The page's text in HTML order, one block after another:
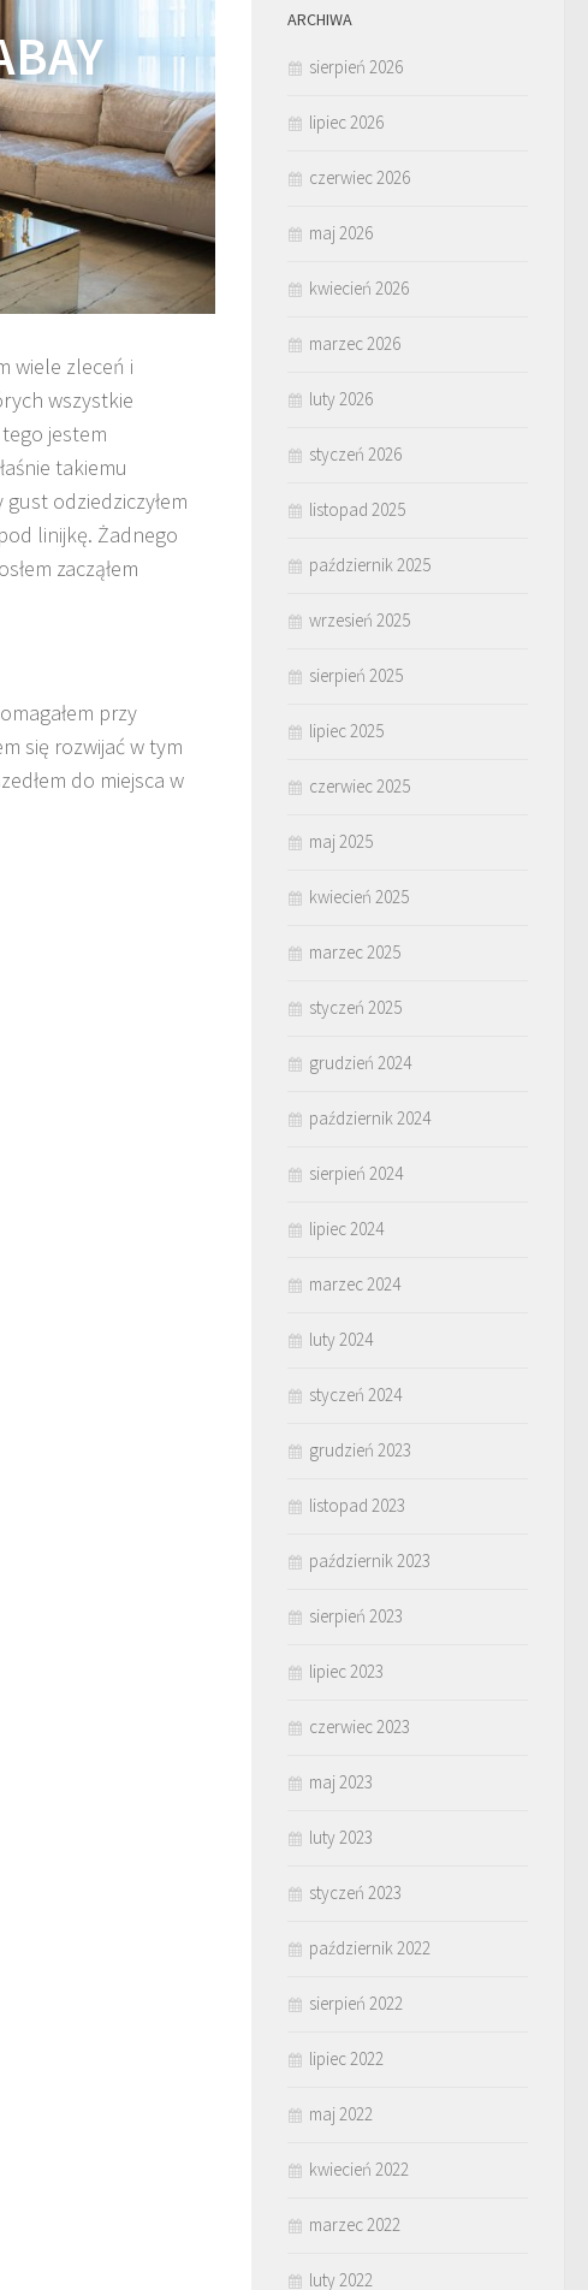
wiele zleceń i
wszystkie
jestem
takiemu
odziedziczyłem
linijkę. Żadnego
zacząłem
przy
się rozwijać w tym
do miejsca w
ARCHIWA
sierpień 2026
lipiec 2026
czerwiec 2026
maj 2026
kwiecień 2026
marzec 2026
luty 2026
styczeń 2026
listopad 2025
październik 2025
wrzesień 2025
sierpień 2025
lipiec 2025
czerwiec 2025
maj 2025
kwiecień 2025
marzec 2025
styczeń 2025
grudzień 2024
październik 2024
sierpień 2024
lipiec 2024
marzec 2024
luty 2024
styczeń 2024
grudzień 2023
listopad 2023
październik 2023
sierpień 2023
lipiec 2023
czerwiec 2023
maj 2023
luty 2023
styczeń 2023
październik 2022
sierpień 2022
lipiec 2022
maj 2022
kwiecień 2022
marzec 2022
luty 2022